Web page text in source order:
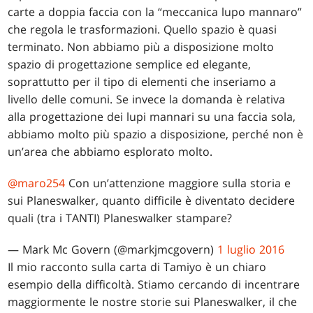
carte a doppia faccia con la “meccanica lupo mannaro”
che regola le trasformazioni. Quello spazio è quasi
terminato. Non abbiamo più a disposizione molto
spazio di progettazione semplice ed elegante,
soprattutto per il tipo di elementi che inseriamo a
livello delle comuni. Se invece la domanda è relativa
alla progettazione dei lupi mannari su una faccia sola,
abbiamo molto più spazio a disposizione, perché non è
un’area che abbiamo esplorato molto.
@maro254 Con un’attenzione maggiore sulla storia e
sui Planeswalker, quanto difficile è diventato decidere
quali (tra i TANTI) Planeswalker stampare?
— Mark Mc Govern (@markjmcgovern) 1 luglio 2016
Il mio racconto sulla carta di Tamiyo è un chiaro
esempio della difficoltà. Stiamo cercando di incentrare
maggiormente le nostre storie sui Planeswalker, il che